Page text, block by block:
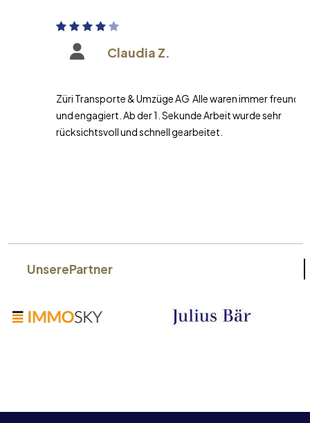
Claudia Z.
Züri Transporte & Umzüge AG Alle waren immer freundlich
und engagiert. Ab der 1. Sekunde Arbeit wurde sehr
rücksichtsvoll und schnell gearbeitet.
UnserePartner